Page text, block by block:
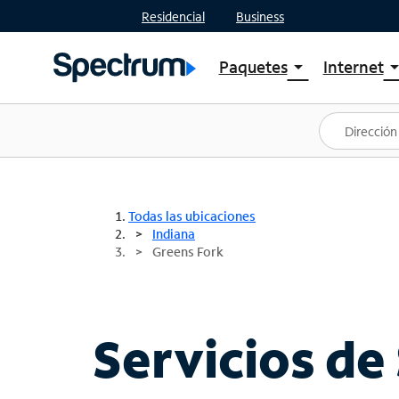
Residencial Business
Paquetesarrow_drop_down
Ver paquetes
Spectrum One
Mejores ofertas
Internetarrow_drop_down
Planes
Todas las ubicaciones
Indiana
Greens Fork
Servicios